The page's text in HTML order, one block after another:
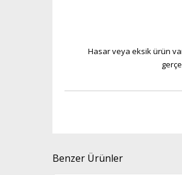
Hasar veya eksik ürün
Benzer Ürünler